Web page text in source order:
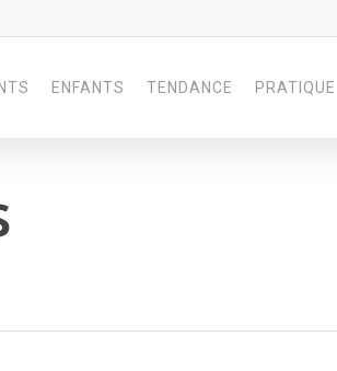
ENFANTS TENDANCE PRATIQUE